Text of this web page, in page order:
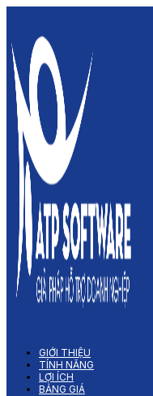
GIỚI THIỆU
TÍNH NĂNG
LỢI ÍCH
BẢNG GIÁ